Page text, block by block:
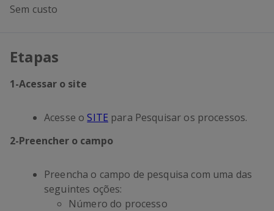
Sem custo
Etapas
1-Acessar o site
Acesse oSITE para Pesquisar os processos.
2-Preencher o campo
Preencha o campo de pesquisa com uma das
seguintes oções:
Número do processo